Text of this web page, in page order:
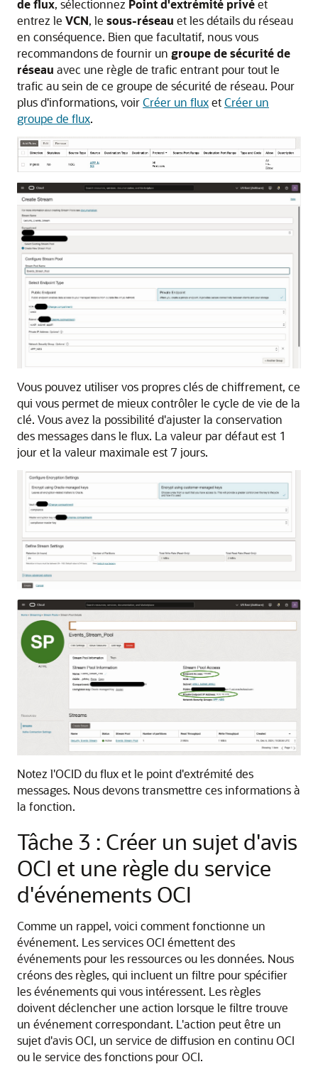
de flux, sélectionnez Point d'extrémité privéet
entrez le VCN, le sous-réseau et les détails du réseau
en conséquence. Bien que facultatif, nous vous
recommandons de fournir un groupe de sécurité de
réseau avec une règle de trafic entrant pour tout le
trafic au sein de ce groupe de sécurité de réseau. Pour
plus d'informations, voirCréer un fluxetCréer un
groupe de flux.
Vous pouvez utiliser vos propres clés de chiffrement, ce
qui vous permet de mieux contrôler le cycle de vie de la
clé. Vous avez la possibilité d'ajuster la conservation
des messages dans le flux. La valeur par défaut est 1
jour et la valeur maximale est 7 jours.
Notez l'OCID du flux et le point d'extrémité des
messages. Nous devons transmettre ces informations à
la fonction.
Tâche 3 : Créer un sujet d'avis
OCI et une règle du service
d'événements OCI
Comme un rappel, voici comment fonctionne un
événement. Les services OCI émettent des
événements pour les ressources ou les données. Nous
créons des règles, qui incluent un filtre pour spécifier
les événements qui vous intéressent. Les règles
doivent déclencher une action lorsque le filtre trouve
un événement correspondant. L'action peut être un
sujet d'avis OCI, un service de diffusion en continu OCI
ou le service des fonctions pour OCI.